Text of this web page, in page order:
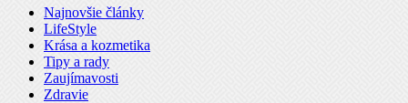
Najnovšie články
LifeStyle
Krása a kozmetika
Tipy a rady
Zaujímavosti
Zdravie